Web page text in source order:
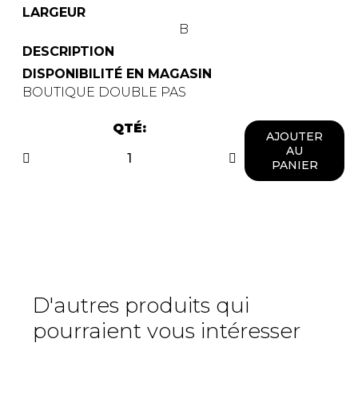
LARGEUR
B
DESCRIPTION
DISPONIBILITÉ EN MAGASIN
BOUTIQUE DOUBLE PAS
QTÉ:
AJOUTER
AU
PANIER
D'autres produits qui
pourraient vous intéresser